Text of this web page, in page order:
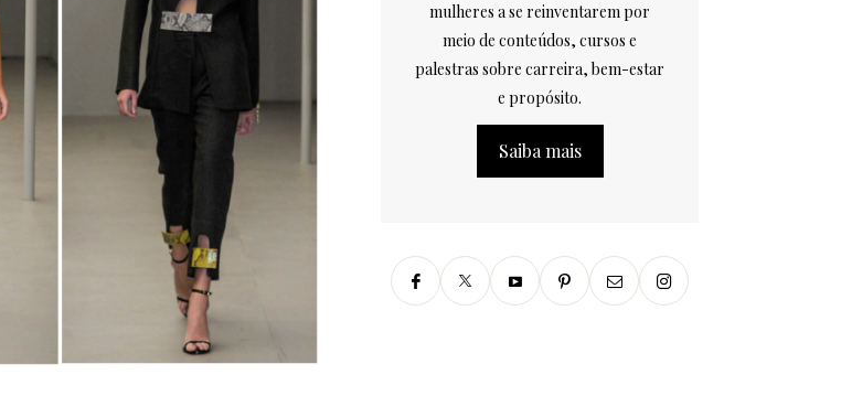
mulheres a se reinventarem por
meio de conteúdos, cursos e
palestras sobre carreira, bem-estar
e propósito.
Saiba mais